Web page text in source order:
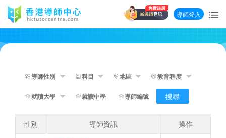
導師登入
搜尋
性別 導師資訊
操作